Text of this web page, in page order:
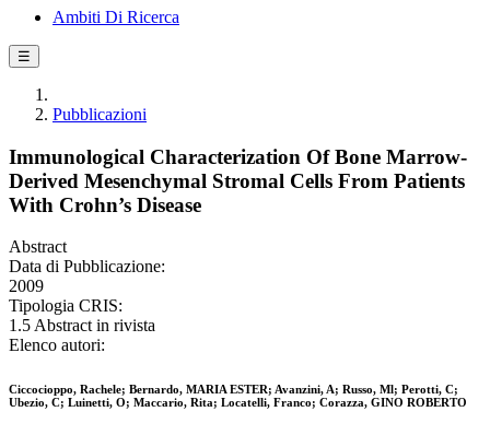
Ambiti Di Ricerca
☰
Pubblicazioni
Immunological Characterization Of Bone Marrow-
Derived Mesenchymal Stromal Cells From Patients
With Crohn’s Disease
Abstract
Data di Pubblicazione:
2009
Tipologia CRIS:
1.5 Abstract in rivista
Elenco autori:
Ciccocioppo, Rachele; Bernardo, MARIA ESTER; Avanzini, A; Russo, Ml; Perotti, C;
Ubezio, C; Luinetti, O; Maccario, Rita; Locatelli, Franco; Corazza, GINO ROBERTO